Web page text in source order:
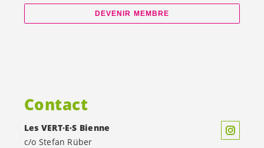
DEVENIR MEMBRE
Contact
Les VERT·E·S Bienne
c/o Stefan Rüber